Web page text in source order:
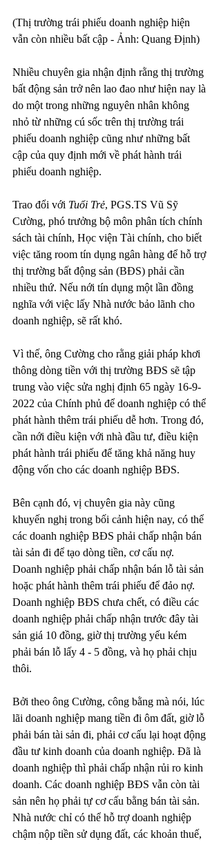
(Thị trường trái phiếu doanh nghiệp hiện
vẫn còn nhiều bất cập - Ảnh: Quang Định)
Nhiều chuyên gia nhận định rằng thị trường
bất động sản trở nên lao đao như hiện nay là
do một trong những nguyên nhân không
nhỏ từ những cú sốc trên thị trường trái
phiếu doanh nghiệp cũng như những bất
cập của quy định mới về phát hành trái
phiếu doanh nghiệp.
Trao đổi với Tuổi Trẻ, PGS.TS Vũ Sỹ
Cường, phó trưởng bộ môn phân tích chính
sách tài chính, Học viện Tài chính, cho biết
việc tăng room tín dụng ngân hàng để hỗ trợ
thị trường bất động sản (BĐS) phải cần
nhiều thứ. Nếu nới tín dụng một lần đồng
nghĩa với việc lấy Nhà nước bảo lãnh cho
doanh nghiệp, sẽ rất khó.
Vì thế, ông Cường cho rằng giải pháp khơi
thông dòng tiền với thị trường BĐS sẽ tập
trung vào việc sửa nghị định 65 ngày 16-9-
2022 của Chính phủ để doanh nghiệp có thể
phát hành thêm trái phiếu dễ hơn. Trong đó,
cần nới điều kiện với nhà đầu tư, điều kiện
phát hành trái phiếu để tăng khả năng huy
động vốn cho các doanh nghiệp BĐS.
Bên cạnh đó, vị chuyên gia này cũng
khuyến nghị trong bối cảnh hiện nay, có thể
các doanh nghiệp BĐS phải chấp nhận bán
tài sản đi để tạo dòng tiền, cơ cấu nợ.
Doanh nghiệp phải chấp nhận bán lỗ tài sản
hoặc phát hành thêm trái phiếu để đảo nợ.
Doanh nghiệp BĐS chưa chết, có điều các
doanh nghiệp phải chấp nhận trước đây tài
sản giá 10 đồng, giờ thị trường yếu kém
phải bán lỗ lấy 4 - 5 đồng, và họ phải chịu
thôi.
Bởi theo ông Cường, công bằng mà nói, lúc
lãi doanh nghiệp mang tiền đi ôm đất, giờ lỗ
phải bán tài sản đi, phải cơ cấu lại hoạt động
đầu tư kinh doanh của doanh nghiệp. Đã là
doanh nghiệp thì phải chấp nhận rủi ro kinh
doanh. Các doanh nghiệp BĐS vẫn còn tài
sản nên họ phải tự cơ cấu bằng bán tài sản.
Nhà nước chỉ có thể hỗ trợ doanh nghiệp
chậm nộp tiền sử dụng đất, các khoản thuế,